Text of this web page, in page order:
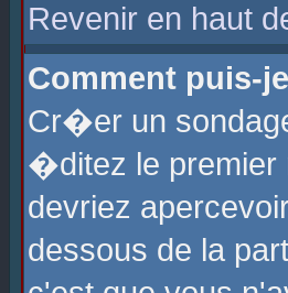
Revenir en haut
Comment puis-
Cr�er un
�ditez le premier
devriez
dessous de la